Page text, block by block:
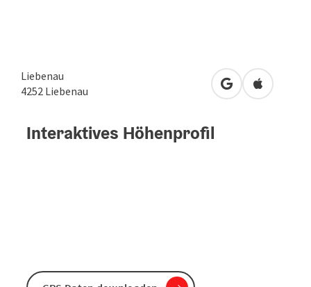
Liebenau
4252 Liebenau in Google Maps
in Apple
Interaktives Höhenprofil